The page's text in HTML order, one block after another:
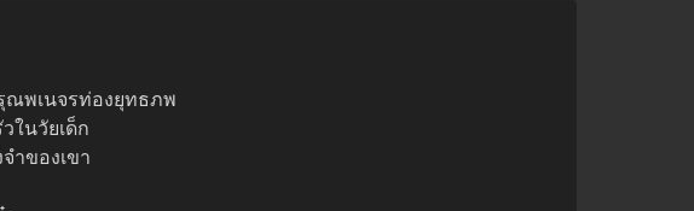
ณพเนจรท่องยุทธภพ
ในวัยเด็ก
ำของเขา